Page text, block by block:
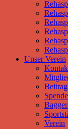
Unser Verein
Verein